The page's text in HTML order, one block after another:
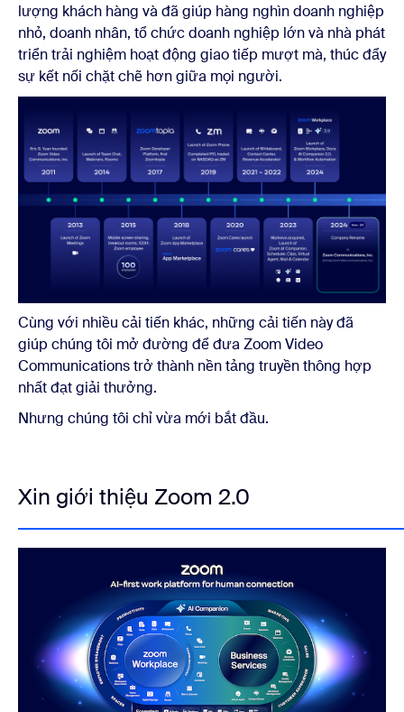
lượng khách hàng và đã giúp hàng nghìn doanh nghiệp
nhỏ, doanh nhân, tổ chức doanh nghiệp lớn và nhà phát
triển trải nghiệm hoạt động giao tiếp mượt mà, thúc đẩy
sự kết nối chặt chẽ hơn giữa mọi người.
Cùng với nhiều cải tiến khác, những cải tiến này đã
giúp chúng tôi mở đường để đưa Zoom Video
Communications trở thành nền tảng truyền thông hợp
nhất đạt giải thưởng.
Nhưng chúng tôi chỉ vừa mới bắt đầu.
Xin giới thiệu Zoom 2.0